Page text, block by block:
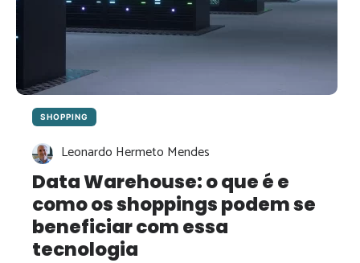
SHOPPING
Leonardo Hermeto Mendes
Data Warehouse: o que é e
como os shoppings podem se
beneficiar com essa
tecnologia